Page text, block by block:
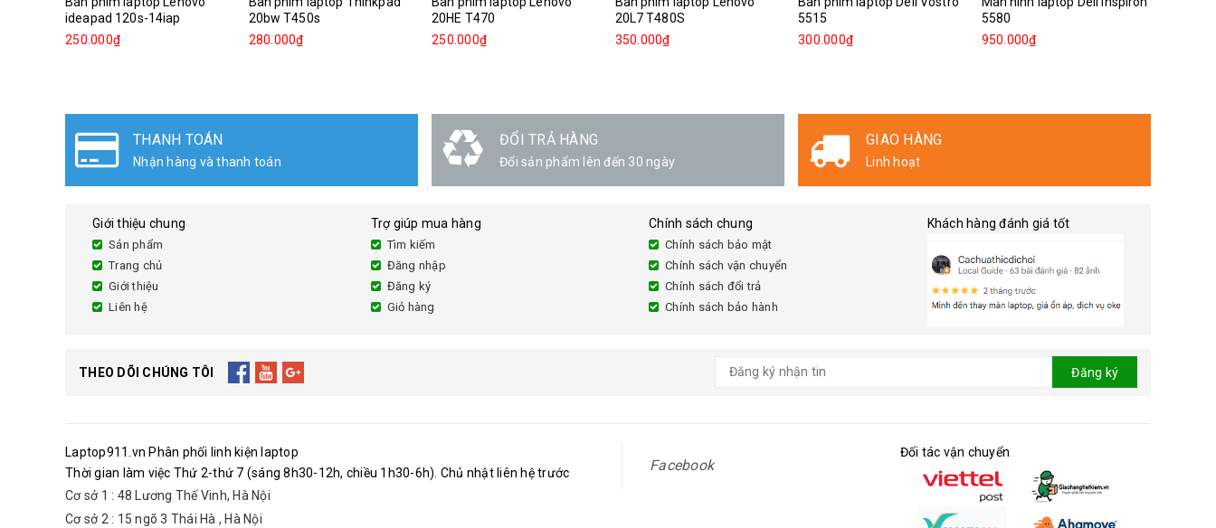
ideapad 120s-14iap
250.000₫
20bw T450s
280.000₫
20HE T470
250.000₫
20L7 T480S
350.000₫
5515
300.000₫
5580
950.000₫
THANH TOÁN
Nhận hàng và thanh toán
ĐỔI TRẢ HÀNG
Đổi sản phẩm lên đến 30 ngày
GIAO HÀNG
Linh hoạt
Giới thiệu chung
Sản phẩm
Trang chủ
Giới thiệu
Liên hệ
Trợ giúp mua hàng
Tìm kiếm
Đăng nhập
Đăng ký
Giỏ hàng
Chính sách chung
Chính sách bảo mật
Chính sách vận chuyển
Chính sách đổi trả
Chính sách bảo hành
Khách hàng đánh giá tốt
THEO DÕI CHÚNG TÔI Đăng ký
Laptop911.vn Phân phối linh kiện laptop
Thời gian làm việc Thứ 2-thứ 7 (sáng 8h30-12h, chiều 1h30-6h). Chủ nhật liên hệ trước
Cơ sở 1 : 48 Lương Thế Vinh, Hà Nội
Cơ sở 2 : 15 ngõ 3 Thái Hà , Hà Nội
Facebook
Đối tác vận chuyển